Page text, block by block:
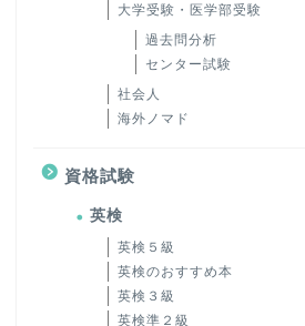
大学受験・医学部受験
過去問分析
センター試験
社会人
海外ノマド
資格試験
英検
英検５級
英検のおすすめ本
英検３級
英検準２級